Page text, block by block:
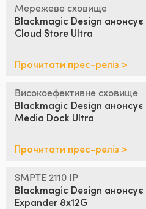
Мережеве сховище
Blackmagic Design анонсує
Cloud Store Ultra
Прочитати прес-реліз >
Високоефективне сховище
Blackmagic Design анонсує
Media Dock Ultra
Прочитати прес-реліз >
SMPTE 2110 IP
Blackmagic Design анонсує
Expander 8x12G